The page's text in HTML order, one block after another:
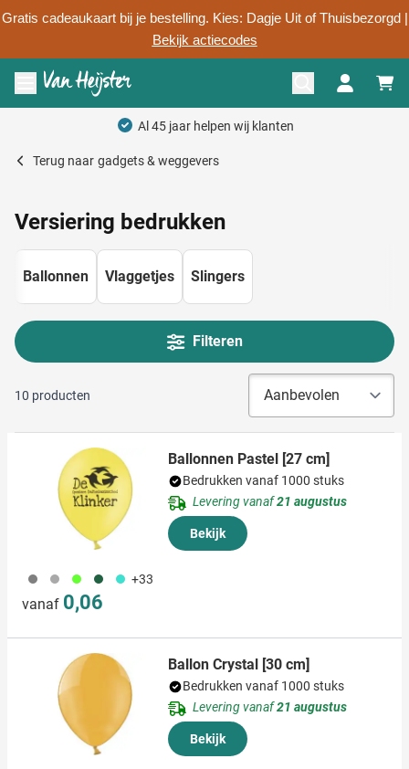
Gratis cadeaukaart bij je bestelling. Kies: Dagje Uit of Thuisbezorgd |
Bekijk actiecodes
Ga naar de inhoud
Menu openen
Al 45 jaar helpen wij klanten
Terug naar gadgets & weggevers
Versiering bedrukken
Ballonnen Vlaggetjes Slingers
Filteren
10 producten
908 491 153 374 033 +33
vanaf 0,06
Ballonnen Pastel [27 cm]
Bedrukken vanaf 1000 stuks
Levering vanaf21 augustus
Bekijk
Ballon Crystal [30 cm]
Bedrukken vanaf 1000 stuks
Levering vanaf21 augustus
Bekijk